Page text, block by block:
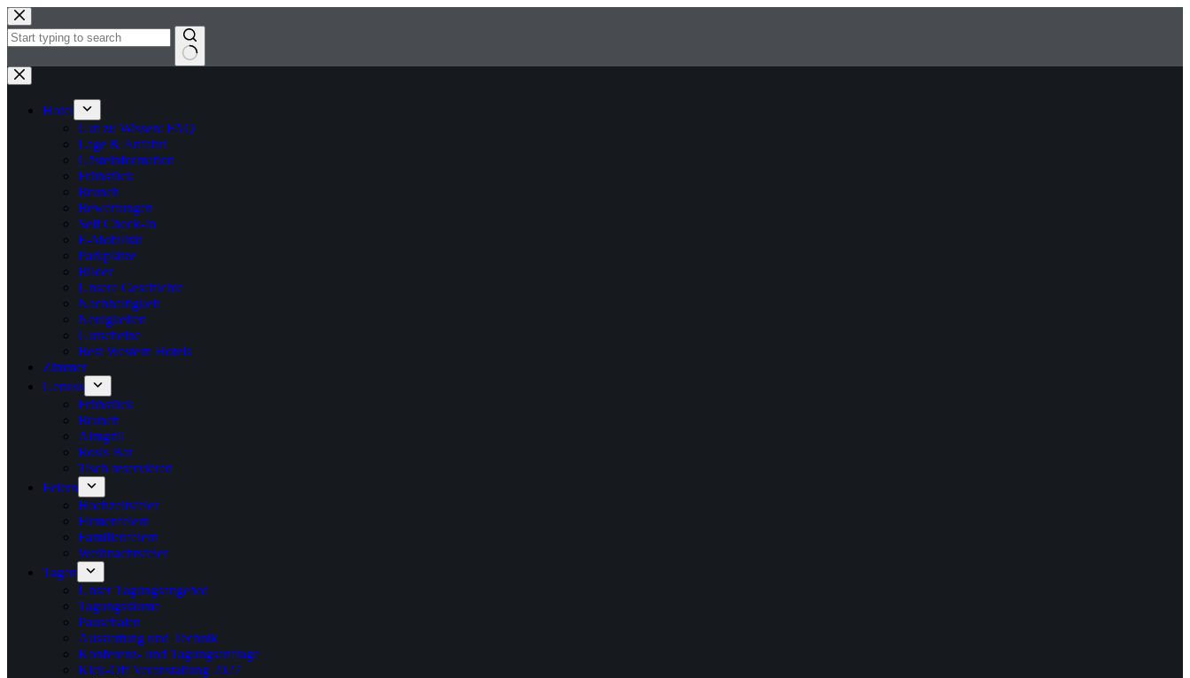
Zum
Inhalt
springen
Keine
Ergebnisse
Hotel
Gut zu Wissen: FAQ
Lage & Anfahrt
Gästeinformation
Frühstück
Brunch
Bewertungen
Self Check-In
E-Mobilität
Parkplätze
Bilder
Unsere Geschichte
Nachhaltigkeit
Neuigkeiten
Gutscheine
Best Western Hotels
Zimmer
Genuss
Frühstück
Brunch
Almgrill
Rosis Bar
Tisch reservieren
Feiern
Hochzeitsfeier
Firmenfeiern
Familienfeiern
Weihnachtsfeier
Tagen
Unser Tagungsangebot
Tagungsräume
Pauschalen
Ausstattung und Technik
Konferenz- und Tagungsanfrage
Kick-Off Veranstaltung 2027